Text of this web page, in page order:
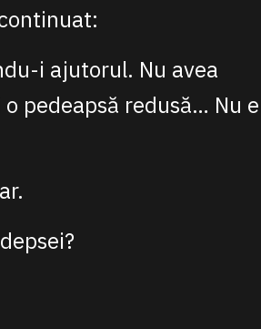
i ajutorul. Nu avea
pedeapsă redusă… Nu e